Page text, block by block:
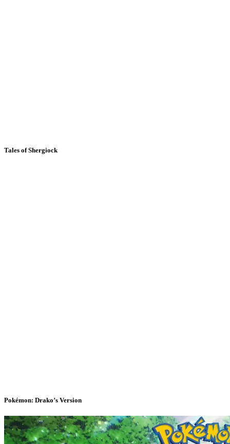
Tales of Shergiock
Pokémon: Drako’s Version